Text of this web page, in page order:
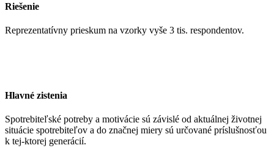
Riešenie
Reprezentatívny prieskum na vzorky vyše 3 tis. respondentov.
Hlavné zistenia
Spotrebiteľské potreby a motivácie sú závislé od aktuálnej životnej
situácie spotrebiteľov a do značnej miery sú určované príslušnosťou
k tej-ktorej generácií.